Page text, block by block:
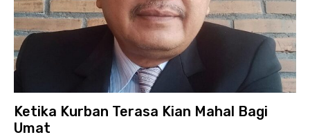
Ketika Kurban Terasa Kian Mahal Bagi
Umat